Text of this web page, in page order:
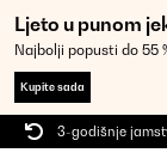
Ljeto u punom
Najbolji popusti do 55
Kupite sada
3-godišnje